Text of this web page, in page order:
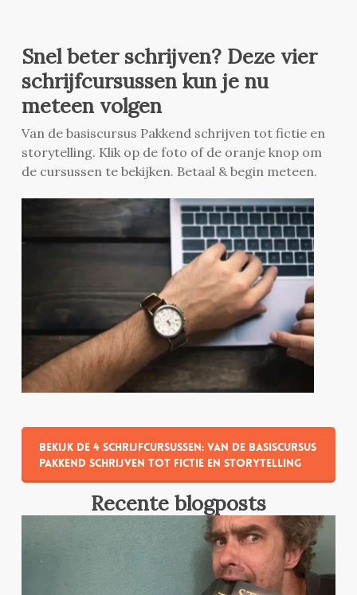
Snel beter schrijven? Deze vier
schrijfcursussen kun je nu
meteen volgen
Van de basiscursus Pakkend schrijven tot fictie en
storytelling. Klik op de foto of de oranje knop om
de cursussen te bekijken. Betaal & begin meteen.
Bekijk de 4 schrijfcursussen: van de basiscursus
pakkend schrijven tot fictie en storytelling
Recente blogposts